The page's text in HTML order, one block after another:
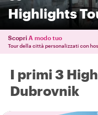
Highlights
Scopri A modo tuo
Tour della città personalizzati con
I primi 3
Dubrovnik